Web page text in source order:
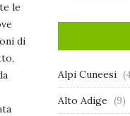
le
di
Alpi Cuneesi
Alto Adige (9)